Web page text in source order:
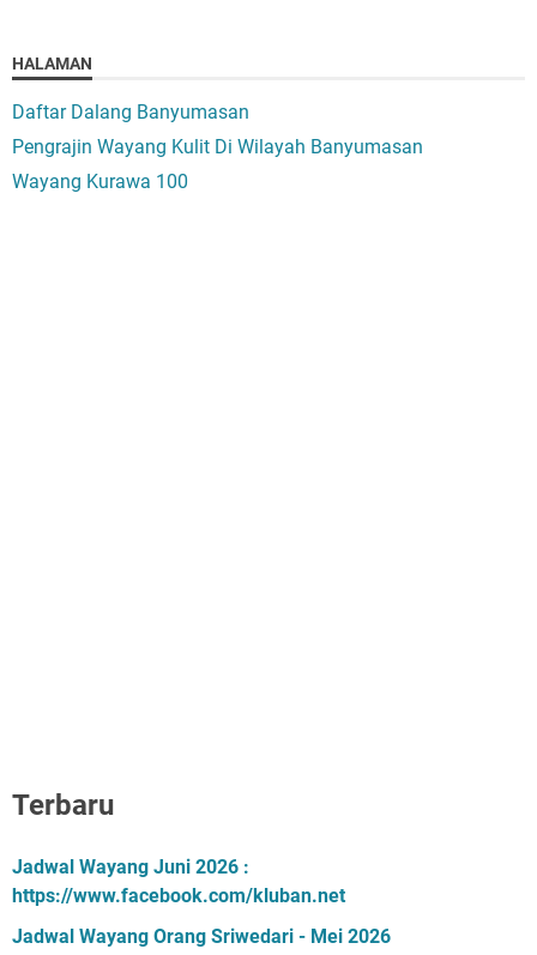
HALAMAN
Daftar Dalang Banyumasan
Pengrajin Wayang Kulit Di Wilayah Banyumasan
Wayang Kurawa 100
Terbaru
Jadwal Wayang Juni 2026 :
https://www.facebook.com/kluban.net
Jadwal Wayang Orang Sriwedari - Mei 2026